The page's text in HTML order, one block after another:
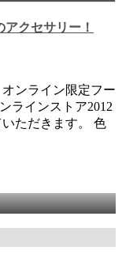
クセサリー！
ンライン限定フー
ラインストア2012
ただきます。 色